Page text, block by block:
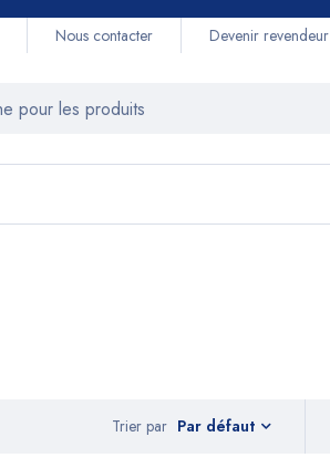
Nous contacter Devenir revendeur
Trier par Par défaut